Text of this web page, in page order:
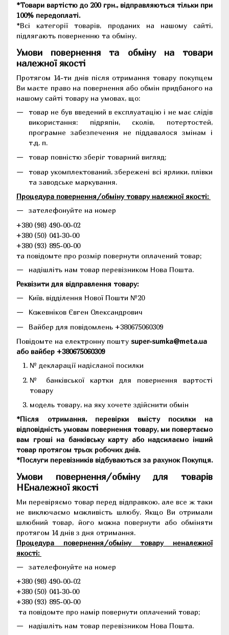
*Товари вартістю до 200 грн., відправляються тільки при
100% передоплаті.
*Всі категорії товарів, проданих на нашому сайті,
підлягають поверненню та обміну.
Умови повернення та обміну на товари
належної якості
Протягом 14-ти днів після отримання товару покупцем
Ви маєте право на повернення або обмін придбаного на
нашому сайті товару на умовах, що:
товар не був введений в експлуатацію і не має слідів
використання: підряпін, сколів, потертостей,
програмне забезпечення не піддавалося змінам і
т.д. п.
товар повністю зберіг товарний вигляд;
товар укомплектований, збережені всі ярлики, плівки
та заводське маркування.
Процедура повернення/обміну товару належної якості:
зателефонуйте на номер
+380 (98) 490-00-02
+380 (50) 041-30-00
+380 (93) 895-00-00
та повідомте про розмір повернути оплачений товар;
надішліть нам товар перевізником Нова Пошта.
Реквізити для відправлення товару:
Київ, відділення Нової Пошти №20
Кожевніков Євген Олександрович
Вайбер для повідомлень +380675060309
Повідомте на електронну пошту super-sumka@meta.ua
або вайбер +380675060309
№ декларації надісланої посилки
№ банківської картки для повернення вартості
товару
модель товару, на яку хочете здійснити обмін
*Після отримання, перевірки вмісту посилки на
відповідність умовам повернення товару, ми повертаємо
вам гроші на банківську карту або надсилаємо інший
товар протягом трьох робочих днів.
*Послуги перевізників відбуваються за рахунок Покупця.
Умови повернення/обміну для товарів
НЕналежної якості
Ми перевіряємо товар перед відправкою, але все ж таки
не виключаємо можливість шлюбу. Якщо Ви отримали
шлюбний товар, його можна повернути або обміняти
протягом 14 днів з дня отримання.
Процедура повернення/обміну товару неналежної
якості:
зателефонуйте на номер
+380 (98) 490-00-02
+380 (50) 041-30-00
+380 (93) 895-00-00
та повідомте про намір повернути оплачений товар;
надішліть нам товар перевізником Нова Пошта.